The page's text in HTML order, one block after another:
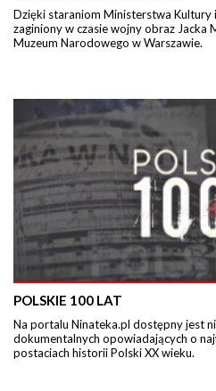
Dzięki staraniom Ministerstwa Kultury
zaginiony w czasie wojny obraz Jacka
Muzeum Narodowego w Warszawie.
POLSKIE 100 LAT
Na portalu Ninateka.pl dostępny jest
dokumentalnych opowiadających o
postaciach historii Polski XX wieku.